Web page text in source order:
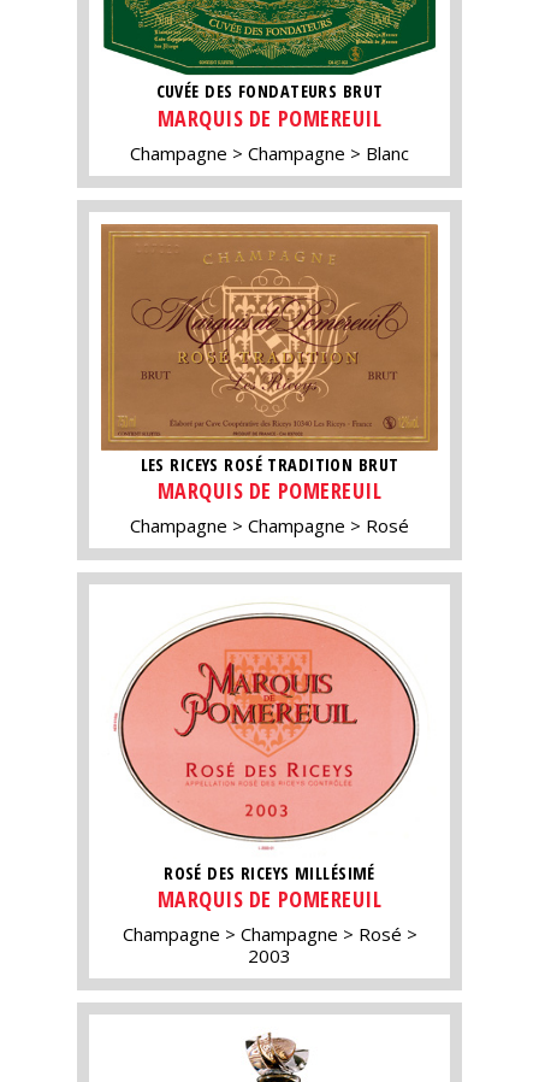
CUVÉE DES FONDATEURS BRUT
MARQUIS DE POMEREUIL
Champagne Champagne Blanc
LES RICEYS ROSÉ TRADITION BRUT
MARQUIS DE POMEREUIL
Champagne Champagne Rosé
ROSÉ DES RICEYS MILLÉSIMÉ
MARQUIS DE POMEREUIL
Champagne Champagne
Rosé
2003